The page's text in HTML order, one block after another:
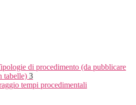
di procedimento (da pubblicare
tabelle) 3
tempi procedimentali